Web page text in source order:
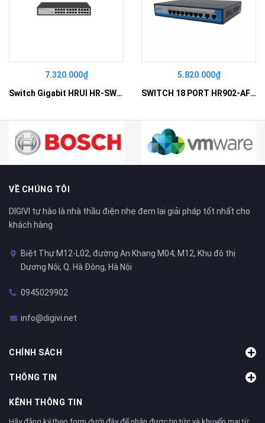
7.320.000₫
Switch Gigabit HRUI HR-SWG10240D
5.820.000₫
SWITCH 18 PORT HR902-AF162G-300 – Switch PoE 16 Cổng
VỀ CHÚNG TÔI
DIGIVI tự hào là nhà thầu điện nhẹ đem lại giải pháp tốt nhất cho
khách hàng
Biệt Thự M12-L02, đường An Khang M04; M12, Khu đô thị
Dương Nội, Q. Hà Đông, Hà Nội
0945029902
info@digivi.net
CHÍNH SÁCH
THÔNG TIN
KÊNH THÔNG TIN